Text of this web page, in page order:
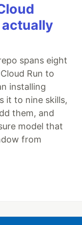
actually
spans eight
Run to
installing
it to nine skills,
them, and
model that
from